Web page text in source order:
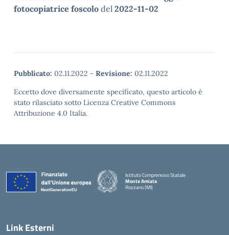
fotocopiatrice foscolo del 2022-11-02
Pubblicato: 02.11.2022 - Revisione: 02.11.2022
Eccetto dove diversamente specificato, questo articolo è
stato rilasciato sotto Licenza Creative Commons
Attribuzione 4.0 Italia.
Istituto Comprensivo Statale
Monte Amiata
Rozzano (MI)
Link Esterni